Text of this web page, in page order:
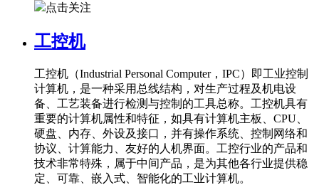
点击关注
工控机
工控机（Industrial Personal Computer，IPC）即工业控制
计算机，是一种采用总线结构，对生产过程及机电设
备、工艺装备进行检测与控制的工具总称。工控机具有
重要的计算机属性和特征，如具有计算机主板、CPU、
硬盘、内存、外设及接口，并有操作系统、控制网络和
协议、计算能力、友好的人机界面。工控行业的产品和
技术非常特殊，属于中间产品，是为其他各行业提供稳
定、可靠、嵌入式、智能化的工业计算机。